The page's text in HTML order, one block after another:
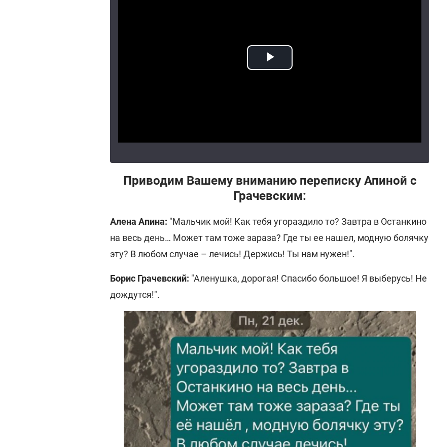
Приводим Вашему вниманию переписку Апиной с
Грачевским:
Алена Апина: "Мальчик мой! Как тебя угораздило то? Завтра в Останкино
на весь день… Может там тоже зараза? Где ты ее нашел, модную болячку
эту? В любом случае – лечись! Держись! Ты нам нужен!".
Борис Грачевский: "Аленушка, дорогая! Спасибо большое! Я выберусь! Не
дождутся!".